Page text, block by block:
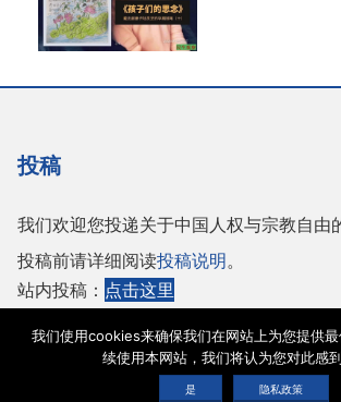
投稿
我们欢迎您投递关于中国人权与宗教自由
投稿前请详细阅读投稿说明。
站内投稿： 点击这里
Copyright © 2026 保护人权与宗教自由协会 |网站使用条
我们使用cookies来确保我们在网站上为您提供
续使用本网站，我们将认为您对此感到
是 隐私政策